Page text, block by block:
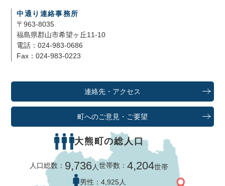
中通り連絡事務所
〒963-8035
福島県郡山市希望ヶ丘11-10
電話：024-983-0686
Fax：024-983-0223
連絡先・アクセス
町へのご意見・ご要望
大熊町の総人口
人口総数： 9,736人世帯数：4,204世帯
男性： 4,925人